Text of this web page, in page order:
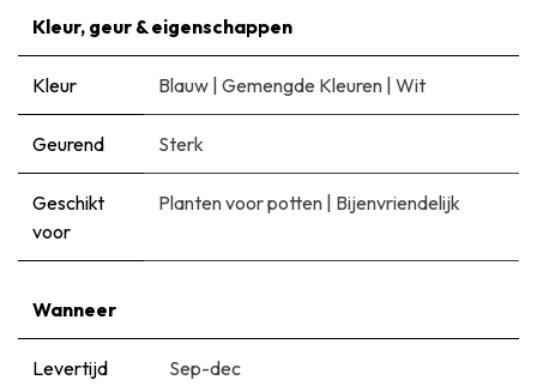
Kleur, geur & eigenschappen
Kleur Blauw | Gemengde Kleuren | Wit
Geurend Sterk
Geschikt
voor
Planten voor potten | Bijenvriendelijk
Wanneer
Levertijd Sep-dec